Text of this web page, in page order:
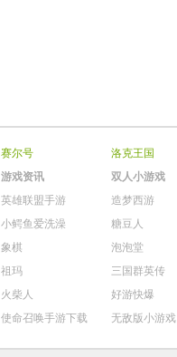
赛尔号 洛克王国
游戏资讯 双人小游戏
英雄联盟手游 造梦西游
小鳄鱼爱洗澡 糖豆人
象棋 泡泡堂
祖玛 三国群英传
火柴人 好游快爆
使命召唤手游下载 无敌版小游戏